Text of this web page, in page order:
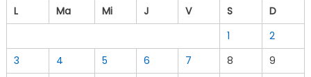
L
Ma Mi J V S
D
1
2
3
4 5 6 7 8
9